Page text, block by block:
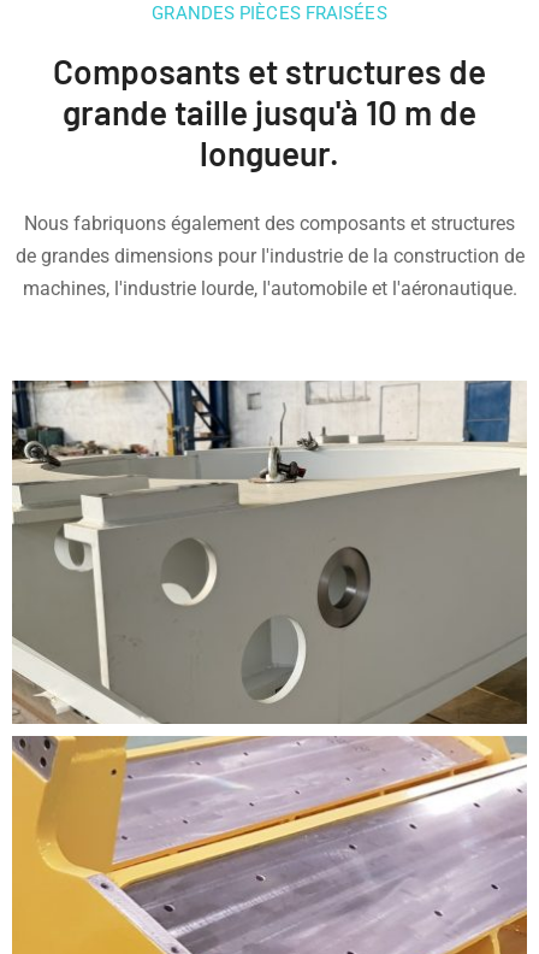
GRANDES PIÈCES FRAISÉES
Composants et structures de
grande taille jusqu'à 10 m de
longueur.
Nous fabriquons également des composants et structures
de grandes dimensions pour l'industrie de la construction de
machines, l'industrie lourde, l'automobile et l'aéronautique.